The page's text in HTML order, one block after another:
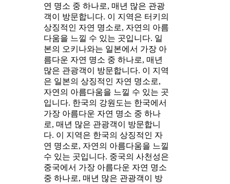
연 명소 중 하나로, 매년 많은 관광
객이 방문합니다. 이 지역은 터키의
상징적인 자연 명소로, 자연의 아름
다움을 느낄 수 있는 곳입니다. 일
본의 오키나와는 일본에서 가장 아
름다운 자연 명소 중 하나로, 매년
많은 관광객이 방문합니다. 이 지역
은 일본의 상징적인 자연 명소로,
자연의 아름다움을 느낄 수 있는 곳
입니다. 한국의 강원도는 한국에서
가장 아름다운 자연 명소 중 하나
로, 매년 많은 관광객이 방문합니
다. 이 지역은 한국의 상징적인 자
연 명소로, 자연의 아름다움을 느낄
수 있는 곳입니다. 중국의 사천성은
중국에서 가장 아름다운 자연 명소
중 하나로, 매년 많은 관광객이 방